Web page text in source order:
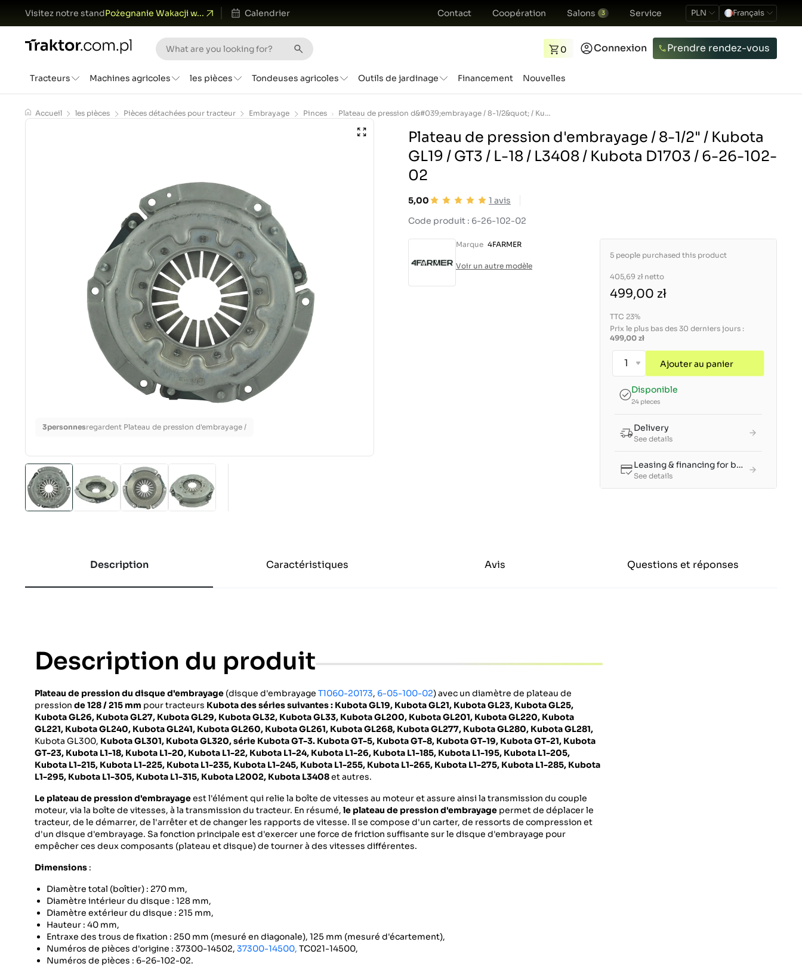
Visitez notre standPożegnanie Wakacji w... Calendrier Contact Coopération Salons 3 Service PLN Français
0 Connexion Prendre rendez-vous
Tracteurs Machines agricoles les pièces Tondeuses agricoles Outils de jardinage Financement Nouvelles
Accueil les pièces Pièces détachées pour tracteur Embrayage Pinces Plateau de pression d&#039;embrayage / 8-1/2&quot; / Kubota GL19 / GT3 / L-18 / L3408 / Kubota D1703 / 6-26-102-02
3personnesregardent Plateau de pression d'embrayage /
Plateau de pression d'embrayage / 8-1/2" / Kubota
GL19 / GT3 / L-18 / L3408 / Kubota D1703 / 6-26-102-
02
5,00 1 avis
Code produit : 6-26-102-02
Marque 4FARMER
Voir un autre modèle
5 people purchased this product
405,69 zł netto
499,00 zł
TTC 23%
Prix le plus bas des 30 derniers jours :
499,00 zł
Ajouter au panier
Disponible
24 pieces
Delivery
See details
Leasing & financing for businesses
See details
Description Caractéristiques Avis Questions et réponses
Description du produit
Plateau de pression du disque d'embrayage (disque d'embrayage T1060-20173, 6-05-100-02) avec un diamètre de plateau de
pression de 128 / 215 mm pour tracteurs Kubota des séries suivantes : Kubota GL19, Kubota GL21, Kubota GL23, Kubota GL25,
Kubota GL26, Kubota GL27, Kubota GL29, Kubota GL32, Kubota GL33, Kubota GL200, Kubota GL201, Kubota GL220, Kubota
GL221, Kubota GL240, Kubota GL241, Kubota GL260, Kubota GL261, Kubota GL268, Kubota GL277, Kubota GL280, Kubota GL281,
Kubota GL300, Kubota GL301, Kubota GL320, série Kubota GT-3. Kubota GT-5, Kubota GT-8, Kubota GT-19, Kubota GT-21, Kubota
GT-23, Kubota L1-18, Kubota L1-20, Kubota L1-22, Kubota L1-24, Kubota L1-26, Kubota L1-185, Kubota L1-195, Kubota L1-205,
Kubota L1-215, Kubota L1-225, Kubota L1-235, Kubota L1-245, Kubota L1-255, Kubota L1-265, Kubota L1-275, Kubota L1-285, Kubota
L1-295, Kubota L1-305, Kubota L1-315, Kubota L2002, Kubota L3408et autres.
Le plateau de pression d'embrayageest l'élément qui relie la boîte de vitesses au moteur et assure ainsi la transmission du couple
moteur, via la boîte de vitesses, à la transmission du tracteur. En résumé, le plateau de pression d'embrayage permet de déplacer le
tracteur, de le démarrer, de l'arrêter et de changer les rapports de vitesse. Il se compose d'un carter, de ressorts de compression et
d'un disque d'embrayage. Sa fonction principale est d'exercer une force de friction suffisante sur le disque d'embrayage pour
empêcher ces deux composants (plateau et disque) de tourner à des vitesses différentes.
Dimensions :
Diamètre total (boîtier) : 270 mm,
Diamètre intérieur du disque : 128 mm,
Diamètre extérieur du disque : 215 mm,
Hauteur : 40 mm,
Entraxe des trous de fixation : 250 mm (mesuré en diagonale), 125 mm (mesuré d'écartement),
Numéros de pièces d'origine : 37300-14502, 37300-14500, TC021-14500,
Numéros de pièces : 6-26-102-02.